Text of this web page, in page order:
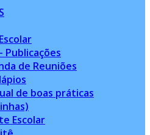
Publicações
de Reuniões
de boas práticas
Escolar